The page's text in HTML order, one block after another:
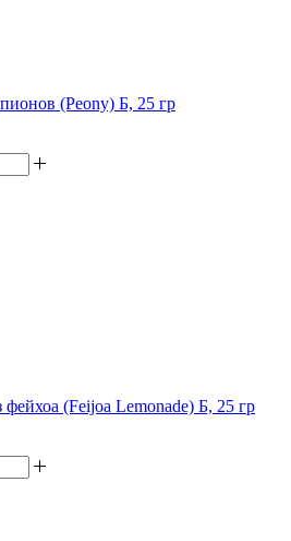
(Peony) Б, 25 гр
(Feijoa Lemonade) Б, 25 гр